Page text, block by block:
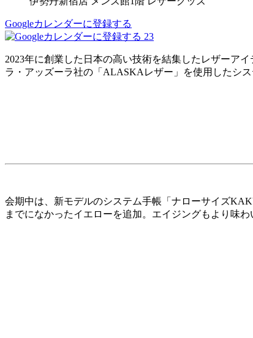
Googleカレンダーに登録する
23
2023年に創業した日本の高い技術を結集したレザーア
ラ・アッズーラ社の「ALASKAレザー」を使用したシ
会期中は、新モデルのシステム手帳「ナローサイズ
までになかったイエローを追加。エイジングもより味